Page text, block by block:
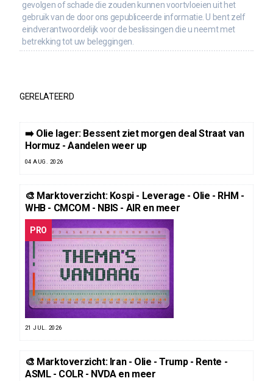
gevolgen of schade die zouden kunnen voortvloeien uit het
gebruik van de door ons gepubliceerde informatie. U bent zelf
eindverantwoordelijk voor de beslissingen die u neemt met
betrekking tot uw beleggingen.
GERELATEERD
➡️ Olie lager: Bessent ziet morgen deal Straat van
Hormuz - Aandelen weer up
04 AUG. 2026
🎨 Marktoverzicht: Kospi - Leverage - Olie - RHM -
WHB - CMCOM - NBIS - AIR en meer
PRO
21 JUL. 2026
🎨 Marktoverzicht: Iran - Olie - Trump - Rente -
ASML - COLR - NVDA en meer